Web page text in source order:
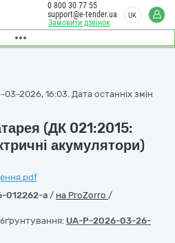
Замовити дзвінок
0 800 30 77 55
support@e-tender.ua
UK
2026, 16:03. Дата останніх змін
(ДК 021:2015:
акумулятори)
012262-a/ на ProZorro /
UA-P-2026-03-26-